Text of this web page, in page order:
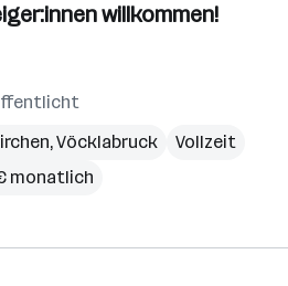
willkommen!
,Vöcklabruck
Vollzeit
monatlich